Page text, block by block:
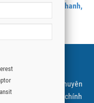
Giản, Duyệt Vay Nhanh,
BIÊN
Ford Việt Nam chuyên
được nhập khẩu chính